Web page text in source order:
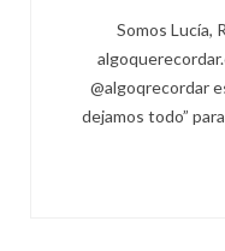
Somos Lucía,
@algoqrecordar
dejamos todo”